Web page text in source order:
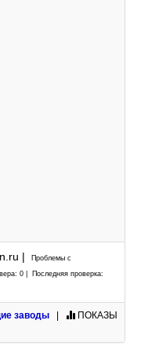
|
Проблемы с
0 | Последняя проверка:
заводы
ПОКАЗЫ